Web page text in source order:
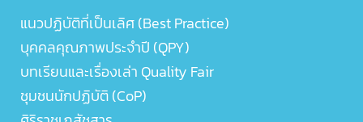
แนวปฏิบัติที่เป็นเลิศ (Best Practice)
บุคคลคุณภาพประจำปี (QPY)
บทเรียนและเรื่องเล่า Quality Fair
ชุมชนนักปฏิบัติ (CoP)